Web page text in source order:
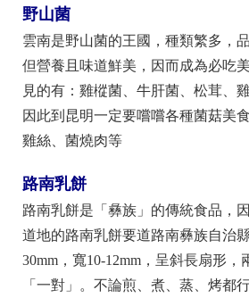
豆燜飯
豆燜飯是雲南的特色料理，糯米與
將新鮮的蠶豆去殼後，搭配熟火腿
鋪製米飯上，用小火悶煮。紅、綠
材，配上米飯的香氣，單吃就很美味
野山菌
雲南是野山菌的王國，種類繁多，
但營養且味道鮮美，因而成為必吃
見的有：雞樅菌、牛肝菌、松茸、
因此到昆明一定要嚐嚐各種菌菇美